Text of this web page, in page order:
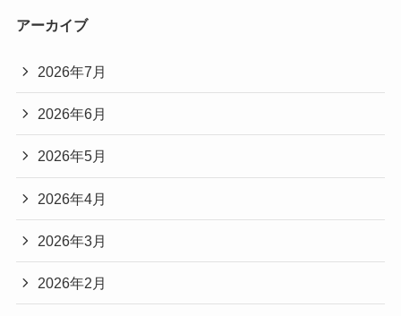
アーカイブ
2026年7月
2026年6月
2026年5月
2026年4月
2026年3月
2026年2月